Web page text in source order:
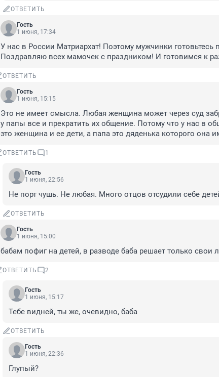
ОТВЕТИТЬ
Гость
1 июня, 17:34
У нас в России Матриархат! Поэтому мужчинки готовьтесь
Поздравляю всех мамочек с праздником! И готовимся к
ОТВЕТИТЬ
Гость
1 июня, 15:15
Это не имеет смысла. Любая женщина может через суд
у папы все и прекратить их общение. Потому что у нас в
это женщина и ее дети, а папа это дяденька которого она
ОТВЕТИТЬ 1
Гость
1 июня, 22:56
Не порт чушь. Не любая. Много отцов отсудили себе
ОТВЕТИТЬ
Гость
1 июня, 15:00
бабам пофиг на детей, в разводе баба решает только
ОТВЕТИТЬ 2
Гость
1 июня, 15:17
Тебе видней, ты же, очевидно, баба
ОТВЕТИТЬ
Гость
1 июня, 22:36
Глупый?